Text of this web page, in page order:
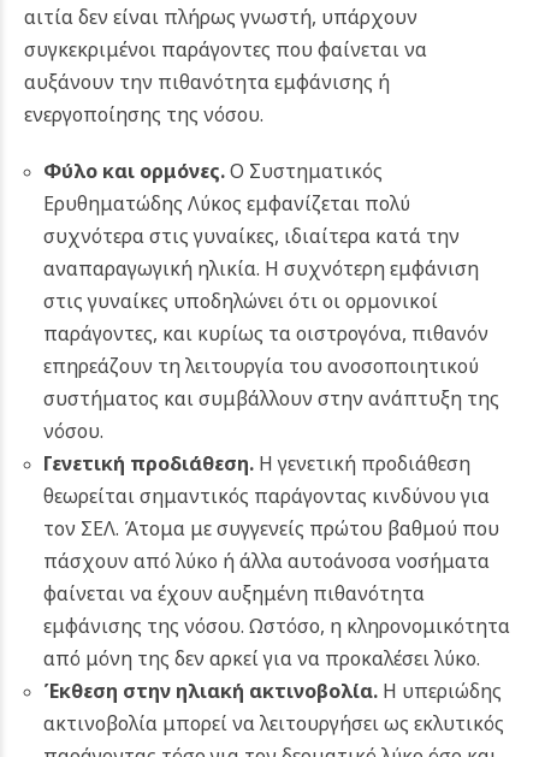
αιτία δεν είναι πλήρως γνωστή, υπάρχουν
συγκεκριμένοι παράγοντες που φαίνεται να
αυξάνουν την πιθανότητα εμφάνισης ή
ενεργοποίησης της νόσου.
Φύλο και ορμόνες.Ο Συστηματικός
Ερυθηματώδης Λύκος εμφανίζεται πολύ
συχνότερα στις γυναίκες, ιδιαίτερα κατά την
αναπαραγωγική ηλικία. Η συχνότερη εμφάνιση
στις γυναίκες υποδηλώνει ότι οι ορμονικοί
παράγοντες, και κυρίως τα οιστρογόνα, πιθανόν
επηρεάζουν τη λειτουργία του ανοσοποιητικού
συστήματος και συμβάλλουν στην ανάπτυξη της
νόσου.
Γενετική προδιάθεση.Η γενετική προδιάθεση
θεωρείται σημαντικός παράγοντας κινδύνου για
τον ΣΕΛ. Άτομα με συγγενείς πρώτου βαθμού που
πάσχουν από λύκο ή άλλα αυτοάνοσα νοσήματα
φαίνεται να έχουν αυξημένη πιθανότητα
εμφάνισης της νόσου. Ωστόσο, η κληρονομικότητα
από μόνη της δεν αρκεί για να προκαλέσει λύκο.
Έκθεση στην ηλιακή ακτινοβολία.Η υπεριώδης
ακτινοβολία μπορεί να λειτουργήσει ως εκλυτικός